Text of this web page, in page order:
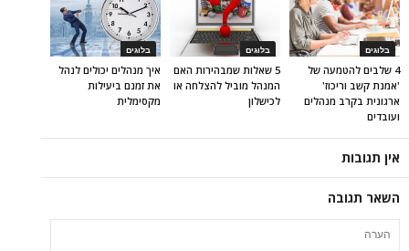
בלוגים
איך מנהלים יכולים לנהל
את זמנם ביעילות
מקסימלית
בלוגים
5 שאלות שמבהירות האם
המנהל מוביל להצלחה או
לכישלון
בלוגים
4 שלבים להטמעה של
'אמנת קשב וריכוז'
ארגונית בקרב מנהלים
ועובדים
אין תגובות
השאר תגובה